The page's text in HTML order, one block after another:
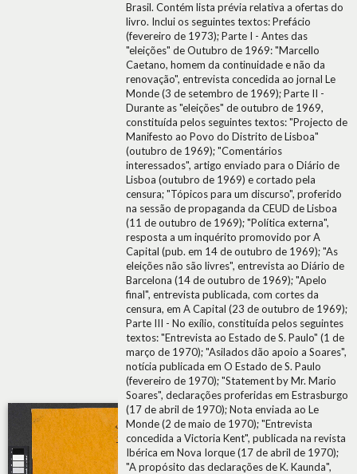
Brasil. Contém lista prévia relativa a ofertas do
livro. Inclui os seguintes textos: Prefácio
(fevereiro de 1973); Parte I - Antes das
"eleições" de Outubro de 1969: "Marcello
Caetano, homem da continuidade e não da
renovação", entrevista concedida ao jornal Le
Monde (3 de setembro de 1969); Parte II -
Durante as "eleições" de outubro de 1969,
constituída pelos seguintes textos: "Projecto de
Manifesto ao Povo do Distrito de Lisboa"
(outubro de 1969); "Comentários
interessados", artigo enviado para o Diário de
Lisboa (outubro de 1969) e cortado pela
censura; "Tópicos para um discurso", proferido
na sessão de propaganda da CEUD de Lisboa
(11 de outubro de 1969); "Política externa",
resposta a um inquérito promovido por A
Capital (pub. em 14 de outubro de 1969); "As
eleições não são livres", entrevista ao Diário de
Barcelona (14 de outubro de 1969); "Apelo
final", entrevista publicada, com cortes da
censura, em A Capital (23 de outubro de 1969);
Parte III - No exílio, constituída pelos seguintes
textos: "Entrevista ao Estado de S. Paulo" (1 de
março de 1970); "Asilados dão apoio a Soares",
notícia publicada em O Estado de S. Paulo
(fevereiro de 1970); "Statement by Mr. Mario
Soares", declarações proferidas em Estrasburgo
(17 de abril de 1970); Nota enviada ao Le
Monde (2 de maio de 1970); "Entrevista
concedida a Victoria Kent", publicada na revista
Ibérica em Nova Iorque (17 de abril de 1970);
"A propósito das declarações de K. Kaunda",